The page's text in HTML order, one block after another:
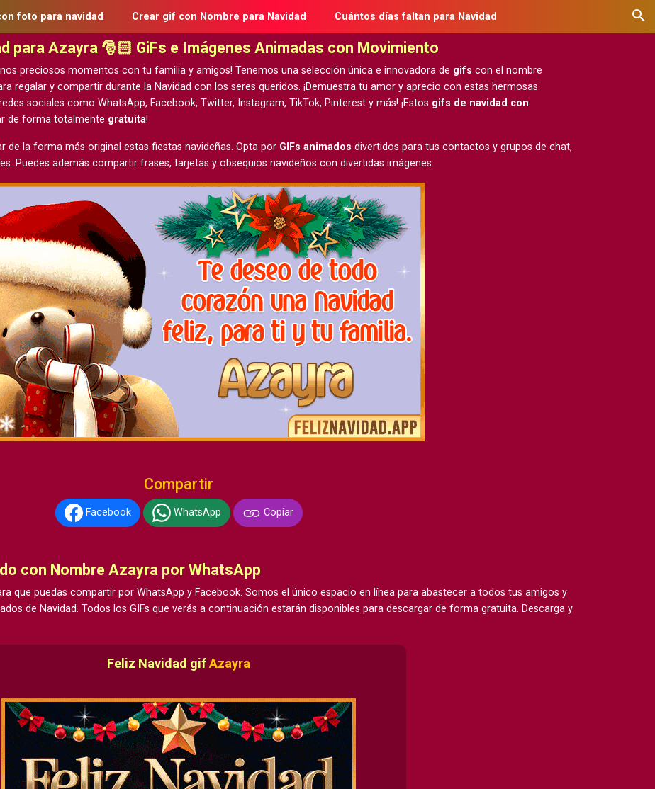
foto para navidad Crear gif con Nombre para Navidad Cuántos días faltan para Navidad
para Azayra 🎅🏻 GiFs e Imágenes Animadas con Movimiento
preciosos momentos con tu familia y amigos! Tenemos una selección única e innovadora de gifs con el nombre
regalar y compartir durante la Navidad con los seres queridos. ¡Demuestra tu amor y aprecio con estas hermosas
sociales como WhatsApp, Facebook, Twitter, Instagram, TikTok, Pinterest y más! ¡Estos gifs de navidad con
de forma totalmente gratuita!
de la forma más original estas fiestas navideñas. Opta por GIFs animados divertidos para tus contactos y grupos de chat,
Puedes además compartir frases, tarjetas y obsequios navideños con divertidas imágenes.
Compartir
Facebook WhatsApp Copiar
con Nombre Azayra por WhatsApp
que puedas compartir por WhatsApp y Facebook. Somos el único espacio en línea para abastecer a todos tus amigos y
de Navidad. Todos los GIFs que verás a continuación estarán disponibles para descargar de forma gratuita. Descarga y
Feliz Navidad gifAzayra